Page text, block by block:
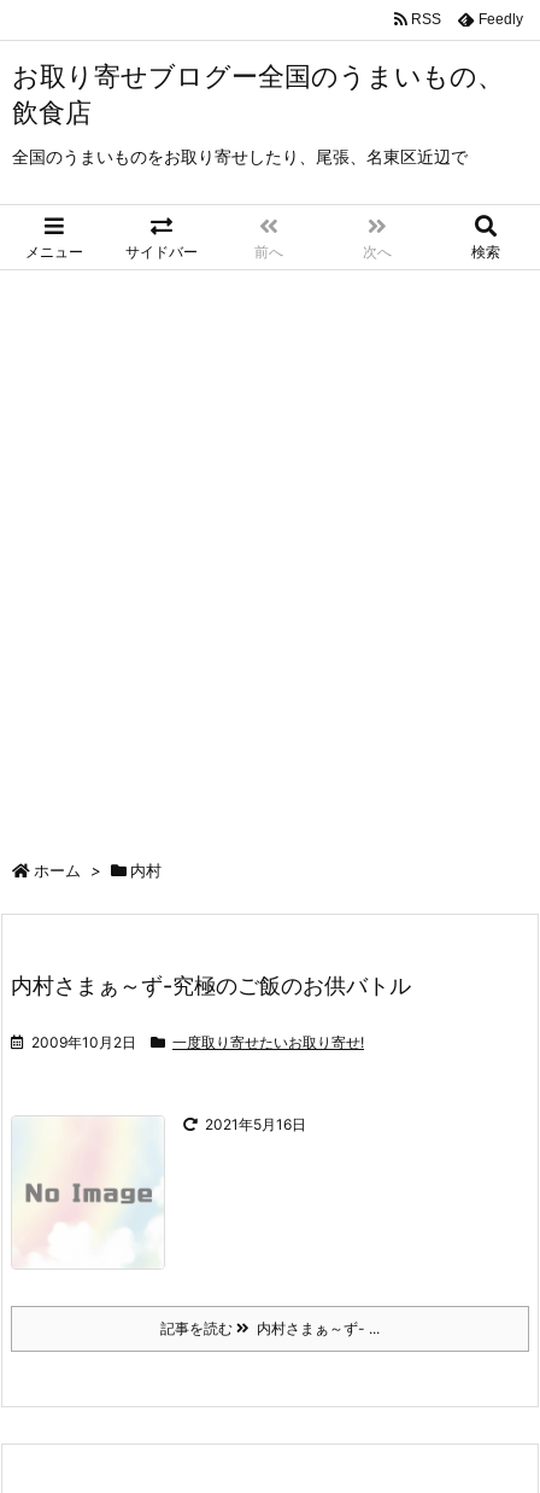
お取り寄せブログー全国のうまいもの、
飲食店
全国のうまいものをお取り寄せしたり、尾張、名東区近辺で
メニュー サイドバー 前へ 次へ 検索
RSS Feedly
ホーム > 内村
内村さまぁ～ず-究極のご飯のお供バトル
2009年10月2日 一度取り寄せたいお取り寄せ!
2021年5月16日
記事を読む 内村さまぁ～ず- ...